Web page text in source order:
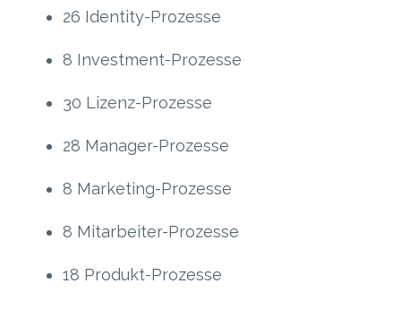
26 Identity-Prozesse
8 Investment-Prozesse
30 Lizenz-Prozesse
28 Manager-Prozesse
8 Marketing-Prozesse
8 Mitarbeiter-Prozesse
18 Produkt-Prozesse